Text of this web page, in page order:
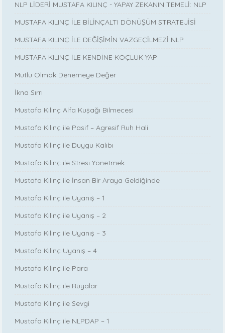
NLP LİDERİ MUSTAFA KILINÇ - YAPAY ZEKANIN TEMELİ: NLP
MUSTAFA KILINÇ İLE BİLİNÇALTI DÖNÜŞÜM STRATEJİSİ
MUSTAFA KILINÇ İLE DEĞİŞİMİN VAZGEÇİLMEZİ NLP
MUSTAFA KILINÇ İLE KENDİNE KOÇLUK YAP
Mutlu Olmak Denemeye Değer
İkna Sırrı
Mustafa Kılınç Alfa Kuşağı Bilmecesi
Mustafa Kılınç ile Pasif – Agresif Ruh Hali
Mustafa Kılınç ile Duygu Kalıbı
Mustafa Kılınç ile Stresi Yönetmek
Mustafa Kılınç ile İnsan Bir Araya Geldiğinde
Mustafa Kılınç ile Uyanış – 1
Mustafa Kılınç ile Uyanış – 2
Mustafa Kılınç ile Uyanış – 3
Mustafa Kılınç Uyanış – 4
Mustafa Kılınç ile Para
Mustafa Kılınç ile Rüyalar
Mustafa Kılınç ile Sevgi
Mustafa Kılınç ile NLPDAP – 1